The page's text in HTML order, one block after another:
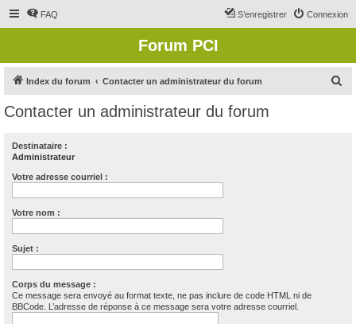
FAQ Connexion
S’enregistrer
Forum PCI
Index du forum Contacter un administrateur du forum
Contacter un administrateur du forum
Destinataire :
Administrateur
Votre adresse courriel :
Votre nom :
Sujet :
Corps du message :
Ce message sera envoyé au format texte, ne pas inclure de code HTML ni de
BBCode. L’adresse de réponse à ce message sera votre adresse courriel.